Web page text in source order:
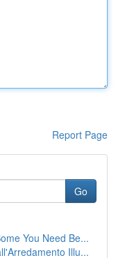
Report Page
Go
You Need Be...
Illu...